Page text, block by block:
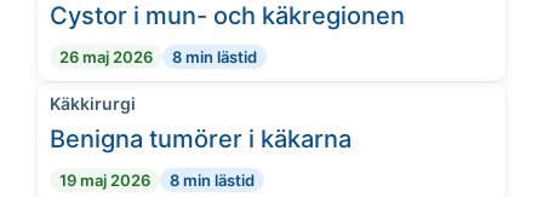
Cystor i mun- och käkregionen
26 maj 2026 8 min lästid
Käkkirurgi
Benigna tumörer i käkarna
19 maj 2026 8 min lästid